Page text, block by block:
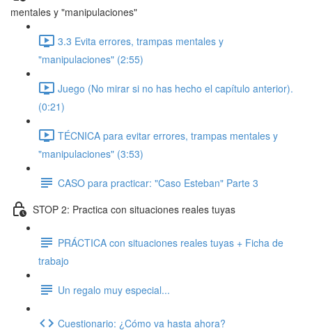
mentales y "manipulaciones"
3.3 Evita errores, trampas mentales y
"manipulaciones" (2:55)
Juego (No mirar si no has hecho el capítulo anterior).
(0:21)
TÉCNICA para evitar errores, trampas mentales y
"manipulaciones" (3:53)
CASO para practicar: "Caso Esteban" Parte 3
STOP 2: Practica con situaciones reales tuyas
PRÁCTICA con situaciones reales tuyas + Ficha de
trabajo
Un regalo muy especial...
Cuestionario: ¿Cómo va hasta ahora?